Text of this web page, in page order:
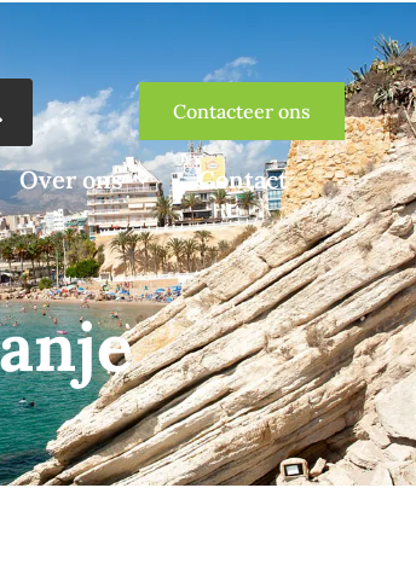
Contacteer ons
Over ons Contact